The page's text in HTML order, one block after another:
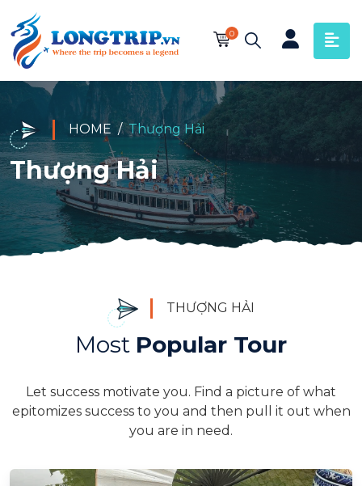
0
HOME Thượng Hải
Thượng Hải
THƯỢNG HẢI
Most Popular Tour
Let success motivate you. Find a picture of what
epitomizes success to you and then pull it out when
you are in need.